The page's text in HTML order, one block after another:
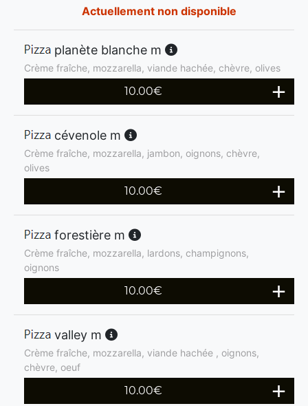
Actuellement non disponible
planète blanche m
Crème fraîche, mozzarella, viande hachée, chèvre, olives
10.00€
cévenole m
Crème fraîche, mozzarella, jambon, oignons, chèvre,
olives
10.00€
forestière m
Crème fraîche, mozzarella, lardons, champignons,
oignons
10.00€
valley m
Crème fraîche, mozzarella, viande hachée , oignons,
chèvre, oeuf
10.00€